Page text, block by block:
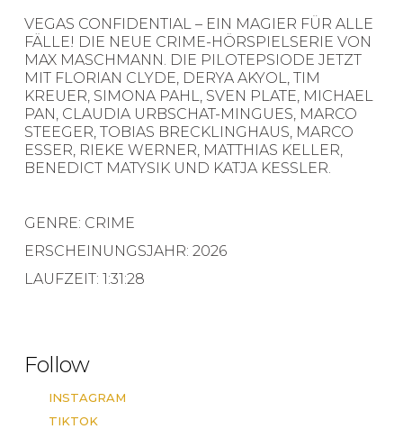
VEGAS CONFIDENTIAL – EIN MAGIER FÜR ALLE
FÄLLE! DIE NEUE CRIME-HÖRSPIELSERIE VON
MAX MASCHMANN. DIE PILOTEPSIODE JETZT
MIT FLORIAN CLYDE, DERYA AKYOL, TIM
KREUER, SIMONA PAHL, SVEN PLATE, MICHAEL
PAN, CLAUDIA URBSCHAT-MINGUES, MARCO
STEEGER, TOBIAS BRECKLINGHAUS, MARCO
ESSER, RIEKE WERNER, MATTHIAS KELLER, B
ENEDICT MATYSIK UND KATJA KESSLER.
GENRE: CRIME
ERSCHEINUNGSJAHR: 2026
LAUFZEIT: 1:31:28
Follow
INSTAGRAM
TIKTOK